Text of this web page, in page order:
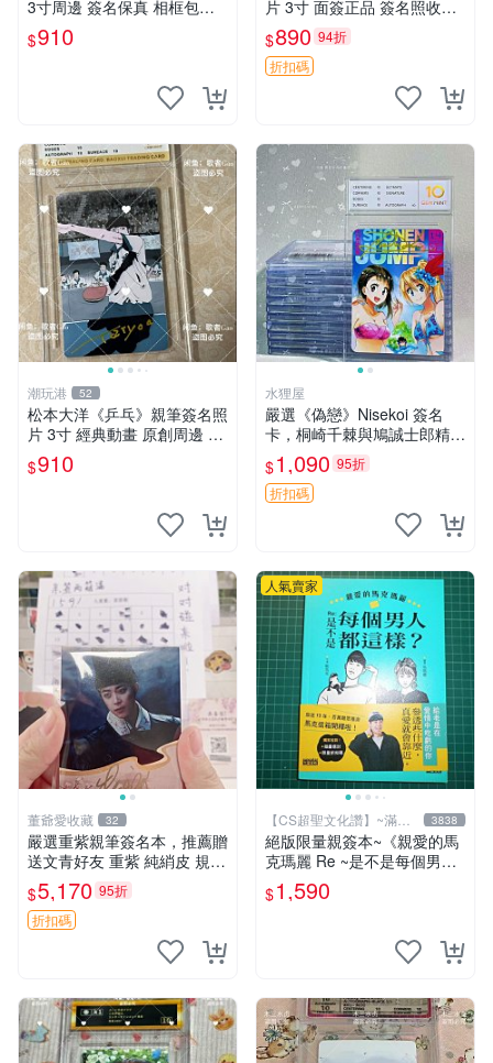
3寸周邊 簽名保真 相框包裝
貓眼三姐妹 北條司 周邊 貓眼
三姐妹 簽名照 包裝相框
$910
片 3寸 面簽正品 簽名照收藏
推薦 電腦 動畫 原創漫畫
$890 94折
折扣碼
潮玩港 52
松本大洋《乒乓》親筆簽名照
片 3寸 經典動畫 原創周邊 經
典動漫 周邊收藏 照片卡磚
$910
水狸屋
嚴選《偽戀》Nisekoi 簽名
卡，桐崎千棘與鳩誠士郎精美
周邊，3寸日版中古帶原裝卡
磚，國內直郵 偽戀 Nisekoi
簽名卡 桐崎千棘
$1,090 95折
折扣碼
董爺愛收藏 32
嚴選重紫親筆簽名本，推薦贈
送文青好友 重紫 純綃皮 規格
8開
$5,170 95折
折扣碼
人氣賣家
【CS超聖文化讚】~滿千
元送運
3838
絕版限量親簽本~《親愛的馬
克瑪麗 Re ~是不是每個男人
都這樣？（附贈快速通關信
封）》附書腰 歐馬克 吳瑪麗
$1,590